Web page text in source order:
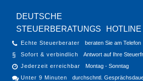
DEUTSCHE
STEUERBERATUNGS
HOTLINE
Echte Steuerberater
beraten Sie am Telefon
Sofort & verbindlich
Antwort auf Ihre
Jederzeit erreichbar
Montag - Sonntag
Unter 9 Minuten
durchschntl.